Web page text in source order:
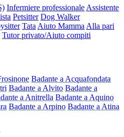
Infermiere professionale Assistente
Petsitter Dog Walker
Tata Aiuto Mamma Alla pari
Tutor privato/Aiuto compiti
Badante a Acquafondata
Badante a Alvito Badante a
a Anitrella Badante a Aquino
Badante a Arpino Badante a Atina